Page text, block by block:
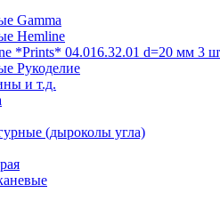
Gamma
Hemline
*Prints* 04.016.32.01 d=20 мм 3
Рукоделие
и т.д.
(дыроколы угла)